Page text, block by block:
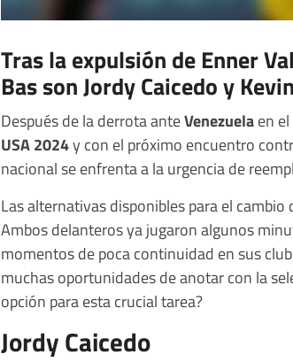
Tras la expulsión de Enner
Bas son Jordy Caicedo y
Después de la derrota anteVenezuelaen
USA 2024y con el próximo encuentro
nacional se enfrenta a la urgencia de
Las alternativas disponibles para el cambio
Ambos delanteros ya jugaron algunos
momentos de poca continuidad en sus
muchas oportunidades de anotar con la
opción para esta crucial tarea?
Jordy Caicedo